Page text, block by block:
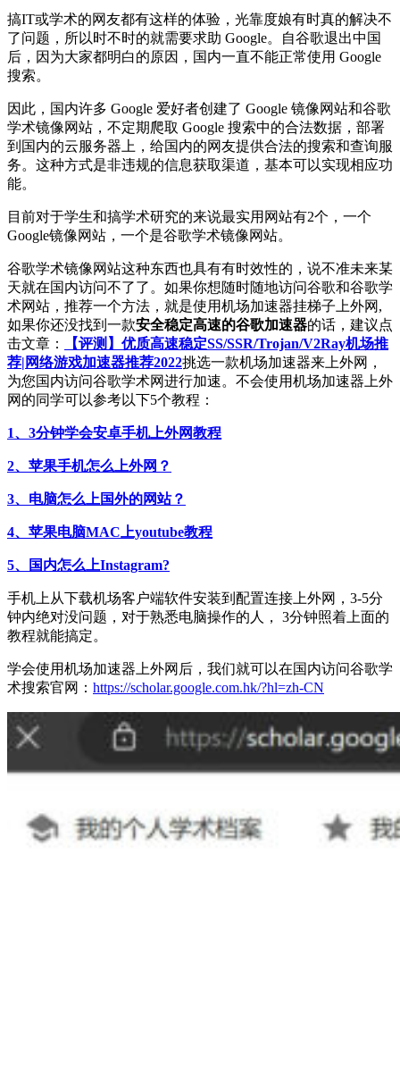
索
引
擎？
搞IT或学术的网友都有这样的体验，光靠度娘有时真的解决不
了问题，所以时不时的就需要求助 Google。自谷歌退出中国
后，因为大家都明白的原因，国内一直不能正常使用 Google
搜索。
因此，国内许多 Google 爱好者创建了 Google 镜像网站和谷歌
学术镜像网站，不定期爬取 Google 搜索中的合法数据，部署
到国内的云服务器上，给国内的网友提供合法的搜索和查询服
务。这种方式是非违规的信息获取渠道，基本可以实现相应功
能。
目前对于学生和搞学术研究的来说最实用网站有2个，一个
Google镜像网站，一个是谷歌学术镜像网站。
谷歌学术镜像网站这种东西也具有有时效性的，说不准未来某
天就在国内访问不了了。如果你想随时随地访问谷歌和谷歌学
术网站，推荐一个方法，就是使用机场加速器挂梯子上外网,
如果你还没找到一款安全稳定高速的谷歌加速器的话，建议点
击文章：
【评测】优质高速稳定SS/SSR/Trojan/V2Ray机场推
荐|网络游戏加速器推荐2022挑选一款机场加速器来上外网，
为您国内访问谷歌学术网进行加速。不会使用机场加速器上外
网的同学可以参考以下5个教程：
1、3分钟学会安卓手机上外网教程
2、苹果手机怎么上外网？
3、电脑怎么上国外的网站？
4、苹果电脑MAC上youtube教程
5、国内怎么上Instagram?
手机上从下载机场客户端软件安装到配置连接上外网，3-5分
钟内绝对没问题，对于熟悉电脑操作的人， 3分钟照着上面的
教程就能搞定。
学会使用机场加速器上外网后，我们就可以在国内访问谷歌学
术搜索官网： https://scholar.google.com.hk/?hl=zh-CN